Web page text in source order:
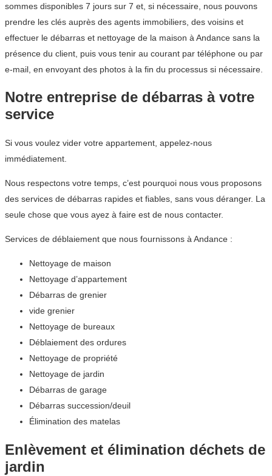
sommes disponibles 7 jours sur 7 et, si nécessaire, nous pouvons
prendre les clés auprès des agents immobiliers, des voisins et
effectuer le débarras et nettoyage de la maison à Andance sans la
présence du client, puis vous tenir au courant par téléphone ou par
e-mail, en envoyant des photos à la fin du processus si nécessaire.
Notre entreprise de débarras à votre
service
Si vous voulez vider votre appartement, appelez-nous
immédiatement.
Nous respectons votre temps, c’est pourquoi nous vous proposons
des services de débarras rapides et fiables, sans vous déranger. La
seule chose que vous ayez à faire est de nous contacter.
Services de déblaiement que nous fournissons à Andance :
Nettoyage de maison
Nettoyage d’appartement
Débarras de grenier
vide grenier
Nettoyage de bureaux
Déblaiement des ordures
Nettoyage de propriété
Nettoyage de jardin
Débarras de garage
Débarras succession/deuil
Élimination des matelas
Enlèvement et élimination déchets de
jardin